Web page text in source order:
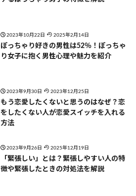
2023年10月22日 2025年2月14日
ぽっちゃり好きの男性は52％！ぽっちゃ
り女子に抱く男性心理や魅力を紹介
2023年9月30日 2023年12月25日
もう恋愛したくないと思うのはなぜ？恋
をしたくない人が恋愛スイッチを入れる
方法
2023年9月26日 2025年12月19日
「緊張しい」とは？緊張しやすい人の特
徴や緊張したときの対処法を解説